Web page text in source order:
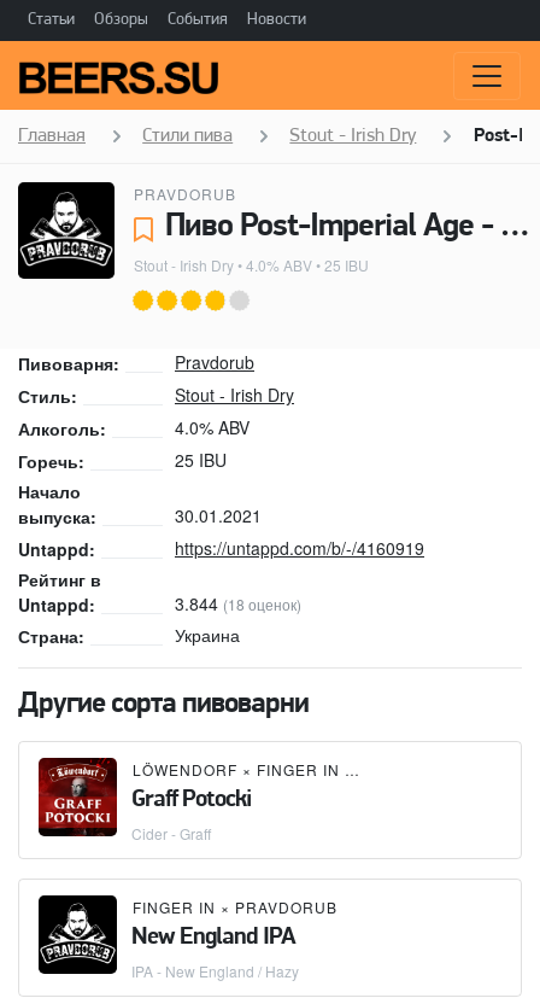
Статьи Обзоры События Новости
Главная Стили пива Stout - Irish Dry Post-
PRAVDORUB
Пиво Post-Imperial Age - Pravdorub
Stout - Irish Dry• 4.0% ABV • 25 IBU
Пивоварня:
Pravdorub
Стиль:
Stout - Irish Dry
Алкоголь:
4.0% ABV
Горечь:
25 IBU
Начало
выпуска:
30.01.2021
Untappd:
https://untappd.com/b/-/4160919
Рейтинг в
Untappd:
3.844 (18 оценок)
Страна: Украина
Другие сорта пивоварни
LÖWENDORF × FINGER IN
Graff Potocki
Cider - Graff
FINGER IN × PRAVDORUB
New England IPA
IPA - New England / Hazy